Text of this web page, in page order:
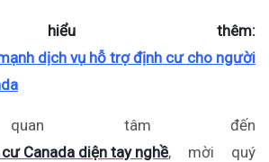
thêm:
dịch vụ hỗ trợ định cư cho người
quan tâm đến
Canada diện tay nghề, mời quý